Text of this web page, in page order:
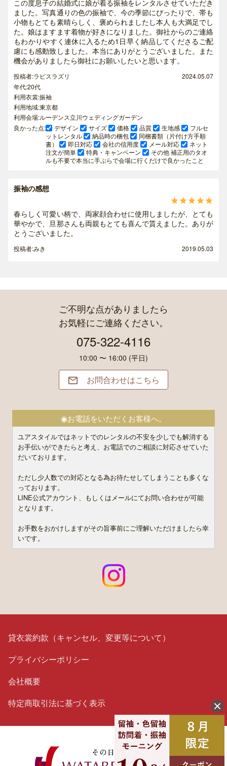
この度息子の結婚式に娘が着る振袖をレンタルさせていただき
ました。写真通りの色の振袖で、今の季節にぴったりで、帯も
小物もとても素晴らしく、褒められましたし本人も大満足でし
た。娘はますます着物が好きになりました。御社からのご連絡
もわかりやすく連休に入るため1日早く納品してくださるご配
慮にも感動致しました。本当にありがとうございました。また
機会がありましたら御社にお願いしたいと思います。
投稿者:ラピスラズリ
2024.05.07
年代:20代
利用衣裳:振袖
利用地域:東京都
利用会場:ルーデンス立川ウェディングガーデン
良かった点:
デザイン サイズ 価格 品質 生地感
フルセ
ットレンタル
納品時の梱包
同梱書類（片付け方手順
書）
即日対応 会社の信用度 メール対応
ネット
注文が簡単
特典・キャンペーン
その他 補正用のタオ
ルも不要で本当に手ぶらで会場に行くだけで良かったこと
振袖の感想

春らしく可愛い柄で、両家顔合わせに使用しましたが、とても
華やかで、旦那さんも両親もとても喜んで貰えました。ありが
とうございました。
投稿者:みき 2019.05.03
ご不明な点がありましたら
お気軽にご連絡ください。
075-322-4116
10:00 〜 16:00 (平日)
 お問合わせはこちら
◉お電話をいただくお客様へ。
ユアスタイルではネットでのレンタルの不安を少しでも解消する
お手伝いができたらと考え、お電話でのご相談に対応させていた
だいております。
ただし少人数での対応となる為お待たせしてしまうことも多くな
っております。
LINE公式アカウント、もしくはメールにてお問い合わせが可能
となります。
お手数をおかけしますがその旨事前にご理解いただけましたら幸
いです。
貸衣裳約款（キャンセル、変更等について）
プライバシーポリシー
会社概要
特定商取引法に基づく表示